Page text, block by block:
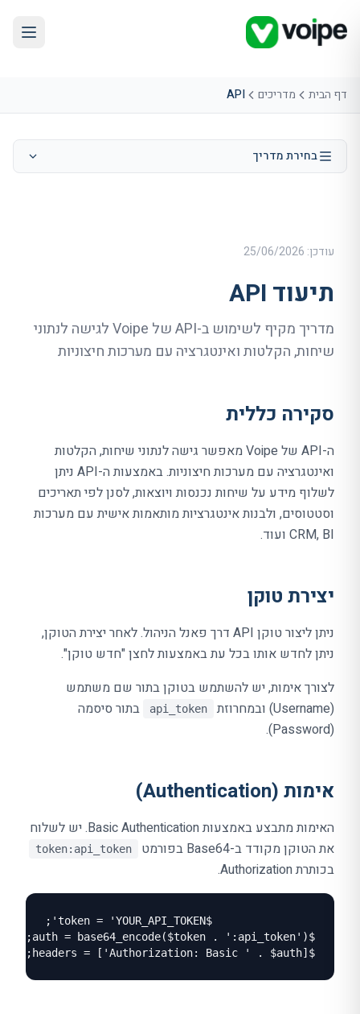
דף הבית מדריכים API
בחירת מדריך
עודכן: 25/06/2026
תיעוד API
מדריך מקיף לשימוש ב-API של Voipe לגישה לנתוני
שיחות, הקלטות ואינטגרציה עם מערכות חיצוניות
סקירה כללית
ה-API של Voipe מאפשר גישה לנתוני שיחות, הקלטות
ואינטגרציה עם מערכות חיצוניות. באמצעות ה-API ניתן
לשלוף מידע על שיחות נכנסות ויוצאות, לסנן לפי תאריכים
וסטטוסים, ולבנות אינטגרציות מותאמות אישית עם מערכות
CRM, BI ועוד.
יצירת טוקן
ניתן ליצור טוקן API דרך פאנל הניהול. לאחר יצירת הטוקן,
ניתן לחדש אותו בכל עת באמצעות לחצן "חדש טוקן".
לצורך אימות, יש להשתמש בטוקן בתור שם משתמש
(Username) ובמחרוזת
api_token
בתור סיסמה
(Password).
אימות (Authentication)
האימות מתבצע באמצעות Basic Authentication. יש לשלוח
את הטוקן מקודד ב-Base64 בפורמט
token:api_token
בכותרת Authorization.
$headers = ['Authorization: Basic ' . $auth];